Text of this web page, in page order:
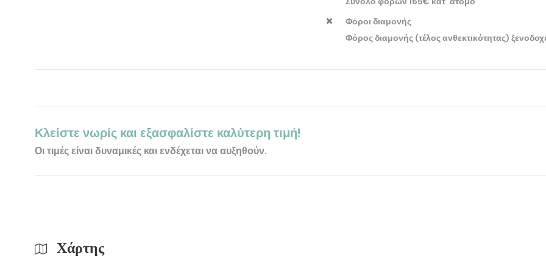
Φόροι διαμονής
Φόρος διαμονής (τέλος ανθεκτικότητας)
Κλείστε νωρίς και εξασφαλίστε καλύτερη τιμή!
Οι τιμές είναι δυναμικές και ενδέχεται να αυξηθούν.
Χάρτης